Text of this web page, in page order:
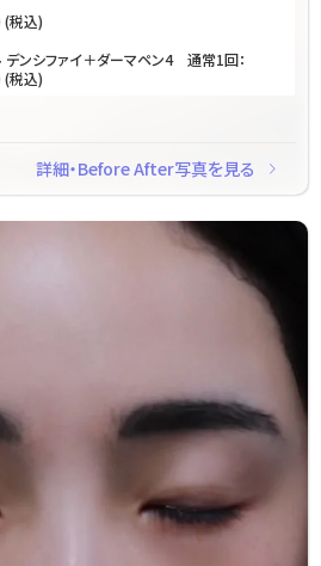
税込)
デンシファイ＋ダーマペン4 通常1回：
税込)
詳細・Before After写真を見る navigate_next